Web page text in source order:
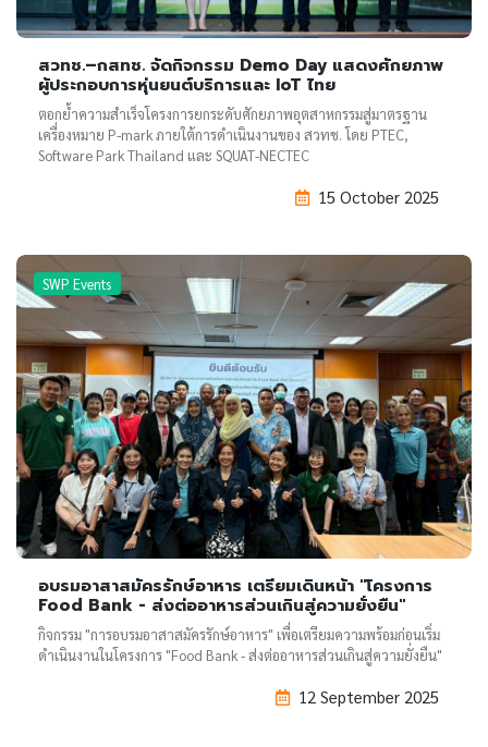
สวทช.–กสทช. จัดกิจกรรม Demo Day แสดงศักยภาพ
ผู้ประกอบการหุ่นยนต์บริการและ IoT ไทย
ตอกย้ำความสำเร็จโครงการยกระดับศักยภาพอุตสาหกรรมสู่มาตรฐาน
เครื่องหมาย P-mark ภายใต้การดำเนินงานของ สวทช. โดย PTEC,
Software Park Thailand และ SQUAT-NECTEC
15 October 2025
SWP Events
อบรมอาสาสมัครรักษ์อาหาร เตรียมเดินหน้า "โครงการ
Food Bank - ส่งต่ออาหารส่วนเกินสู่ความยั่งยืน"
กิจกรรม "การอบรมอาสาสมัครรักษ์อาหาร" เพื่อเตรียมความพร้อมก่อนเริ่ม
ดำเนินงานในโครงการ "Food Bank - ส่งต่ออาหารส่วนเกินสู่ความยั่งยืน"
12 September 2025